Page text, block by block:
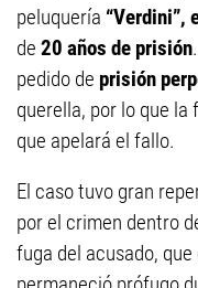
peluquería “Verdini”,
de 20 años de prisión
pedido de prisión
querella, por lo que
que apelará el fallo.
El caso tuvo gran
por el crimen dentro
fuga del acusado,